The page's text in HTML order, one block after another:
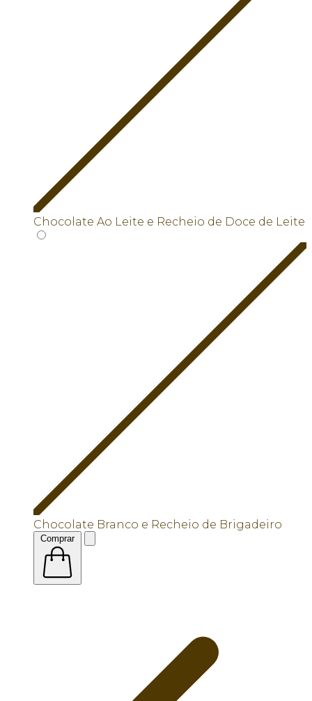
Chocolate Ao Leite e Recheio de Doce de Leite
Chocolate Branco e Recheio de Brigadeiro
Comprar